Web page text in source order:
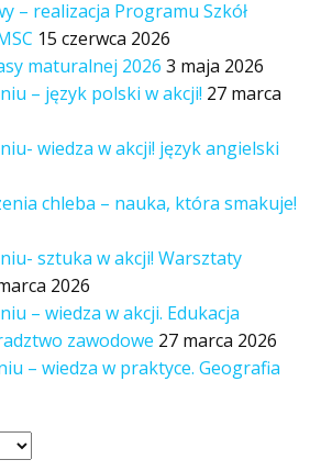
– realizacja Programu Szkół
15 czerwca 2026
maturalnej 2026 3 maja 2026
– język polski w akcji! 27 marca
wiedza w akcji! język angielski
chleba – nauka, która smakuje!
sztuka w akcji! Warsztaty
2026
– wiedza w akcji. Edukacja
zawodowe 27 marca 2026
– wiedza w praktyce. Geografia